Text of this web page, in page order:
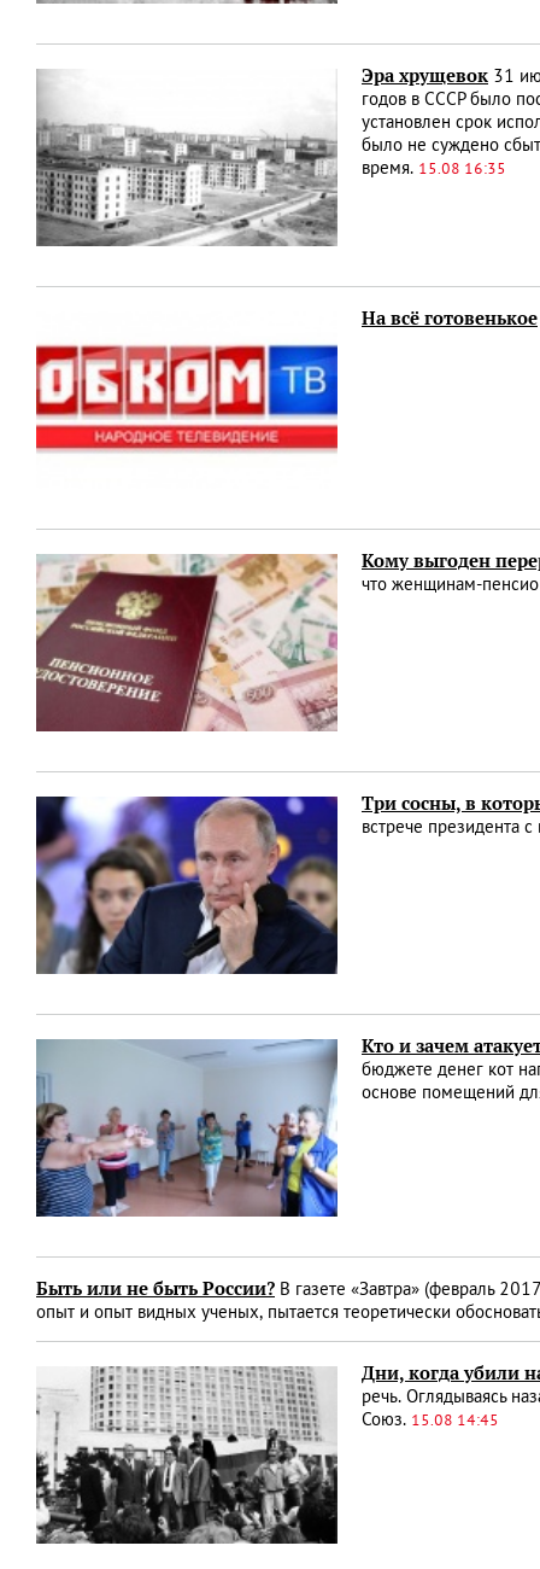
Эра хрущевок 31
годов в СССР было
установлен срок
было не суждено
время. 15.08 16:35
На всё готовенькое
Кому выгоден
что женщинам-
Три сосны, в
встрече президента
Кто и зачем
бюджете денег кот
основе помещений
Быть или не быть России? В газете «Завтра» (февраль
опыт и опыт видных ученых, пытается теоретически
Дни, когда убили
речь. Оглядываясь
Союз. 15.08 14:45